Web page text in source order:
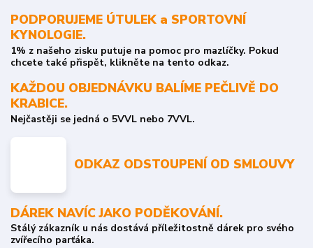
PODPORUJEME ÚTULEK a SPORTOVNÍ
KYNOLOGIE.
1% z našeho zisku putuje na pomoc pro mazlíčky. Pokud
chcete také přispět, klikněte na tento odkaz.
KAŽDOU OBJEDNÁVKU BALÍME PEČLIVĚ DO
KRABICE.
Nejčastěji se jedná o 5VVL nebo 7VVL.
ODKAZ ODSTOUPENÍ OD SMLOUVY
DÁREK NAVÍC JAKO PODĚKOVÁNÍ.
Stálý zákazník u nás dostává příležitostně dárek pro svého
zvířecího parťáka.